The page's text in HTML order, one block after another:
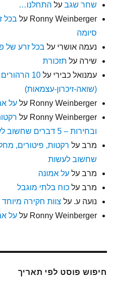
שחר שגב על התחלנו…
Ronny Weinberger על בכל
סיומה
נעמה אושרי על בכל זרע של
שירה על תזכורת
עמנואל כבירי על
10
(שואה-זיכרון-עצמאות)
Ronny Weinberger עלעל
Ronny Weinberger על
ובחירות – 5 דברים שחשוב לעשות
מרב על
שחשוב לעשות
מרב עלעל אמונה
מרב עלכוח בלתי מוגבל
נועה ע. על צוות חקירה מיוחד
Ronny Weinberger עלעל
חיפוש פוסט לפי תאריך